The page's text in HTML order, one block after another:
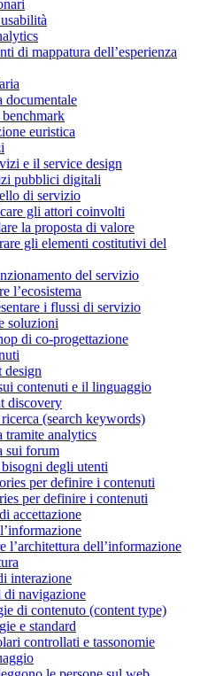
di mappatura dell’esperienza
documentale
euristica
e il service design
pubblici digitali
di servizio
gli attori coinvolti
la proposta di valore
gli elementi costitutivi del
del servizio
l’ecosistema
i flussi di servizio
soluzioni
di co-progettazione
design
contenuti e il linguaggio
discovery
(search keywords)
tramite analytics
sui forum
degli utenti
per definire i contenuti
per definire i contenuti
accettazione
l’architettura dell’informazione
interazione
di navigazione
di contenuto (content type)
e standard
controllati e tassonomie